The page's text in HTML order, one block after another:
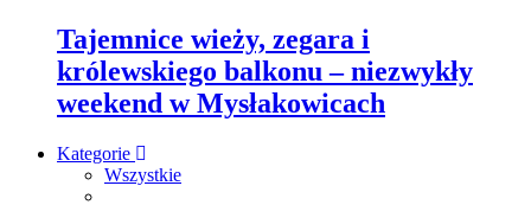
Tajemnice wieży, zegara i
królewskiego balkonu – niezwykły
weekend w Mysłakowicach
Kategorie
Wszystkie